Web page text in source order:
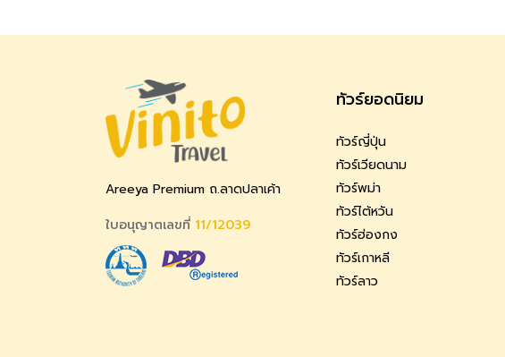
Areeya Premium ถ.ลาดปลาเค้า
ใบอนุญาตเลขที่ 11/12039
ทัวร์ยอดนิยม
ทัวร์ญี่ปุ่น
ทัวร์เวียดนาม
ทัวร์พม่า
ทัวร์ไต้หวัน
ทัวร์ฮ่องกง
ทัวร์เกาหลี
ทัวร์ลาว